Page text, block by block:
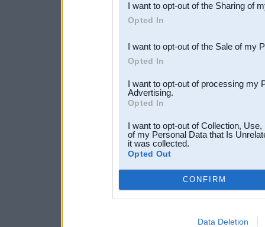
Downstream Participants
third parties.
I want to opt-out of the Sharing of
Opted In
I want to opt-out of the Sale of my
Opted In
I want to opt-out of processing my
Advertising.
Opted In
I want to opt-out of Collection,
of my Personal Data that Is
it was collected.
Opted Out
CONFIRM
Data Deletion